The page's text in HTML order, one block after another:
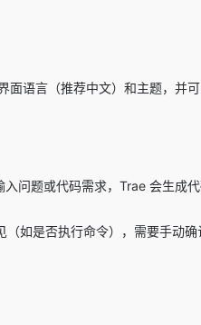
面语言（推荐中文）和主题，并
问题或代码需求，Trae 会生成
如是否执行命令），需要手动确